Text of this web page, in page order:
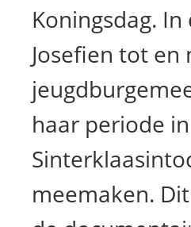
Koningsdag.
Josefien tot
haar periode
meemaken.